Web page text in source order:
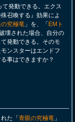
発動できる。エクス
召喚する』効果によ
究極竜 」を、「 EMト
壊された場合、自分の
発動できる。そのモ
ンスターはエンドフ
事はできますか？
た「 青眼の究極竜 」